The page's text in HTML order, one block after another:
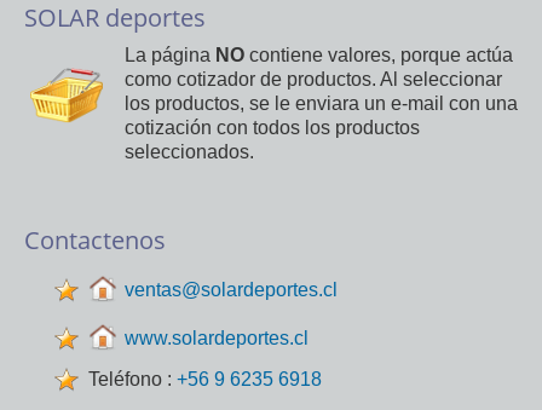
SOLAR deportes
La página NO contiene valores, porque actúa
como cotizador de productos. Al seleccionar
los productos, se le enviara un e-mail con una
cotización con todos los productos
seleccionados.
Contactenos
ventas@solardeportes.cl
www.solardeportes.cl
Teléfono : +56 9 6235 6918